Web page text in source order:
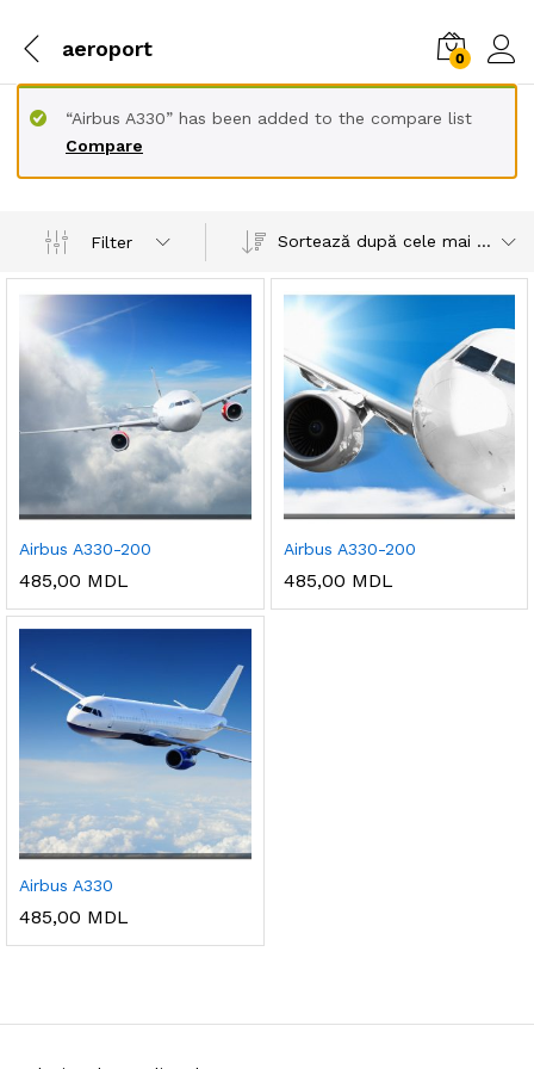
aeroport 0
Compare
“Airbus A330” has been added to the compare list
Filter Sortează după cele mai recente
Airbus A330-200
485,00 MDL
Airbus A330-200
485,00 MDL
Airbus A330
485,00 MDL